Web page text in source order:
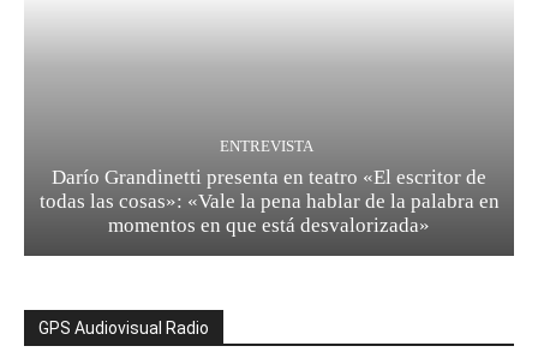
ENTREVISTA
Darío Grandinetti presenta en teatro «El escritor de
todas las cosas»: «Vale la pena hablar de la palabra en
momentos en que está desvalorizada»
GPS Audiovisual Radio